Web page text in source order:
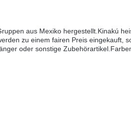
aus Mexiko hergestellt.Kinakú
zu einem fairen Preis eingekauft,
oder sonstige